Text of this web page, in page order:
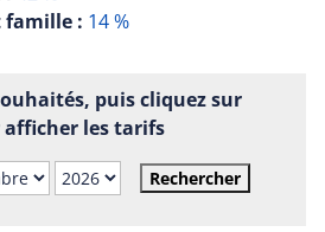
famille : 14 %
puis cliquez sur
les tarifs
Rechercher